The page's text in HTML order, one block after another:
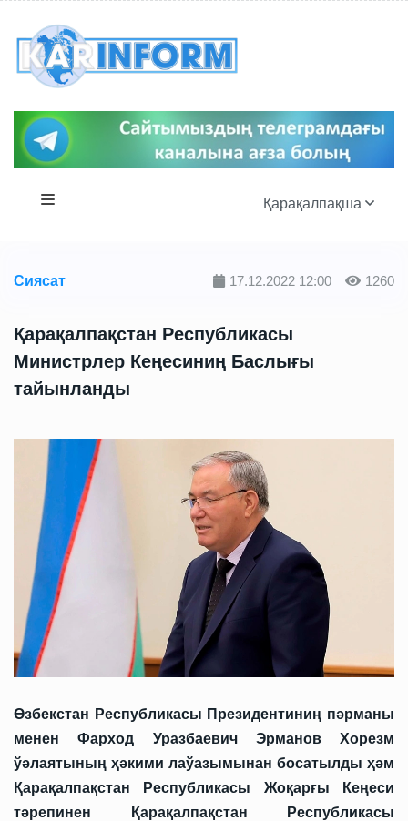
Қарақалпақша
Сиясат 17.12.2022 12:00 1260
Қарақалпақстан Республикасы
Министрлер Кеңесиниң Баслығы
тайынланды
Өзбекстан Республикасы Президентиниң пәрманы
менен Фарход Уразбаевич Эрманов Хорезм
ўәлаятының ҳәкими лаўазымынан босатылды ҳәм
Қарақалпақстан Республикасы Жоқарғы Кеңеси
тәрепинен Қарақалпақстан Республикасы